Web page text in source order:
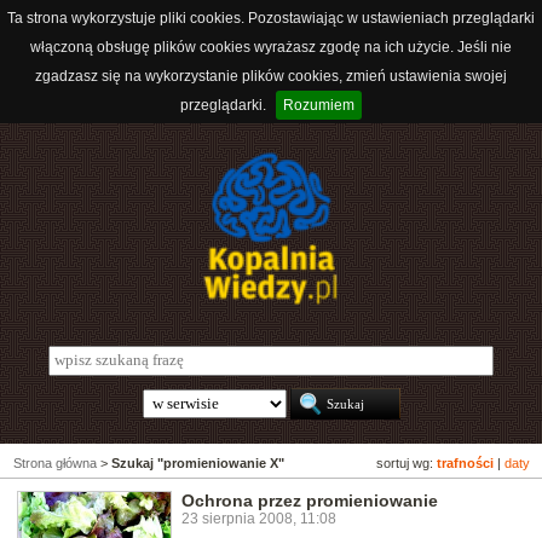
Ta strona wykorzystuje pliki cookies. Pozostawiając w ustawieniach przeglądarki
włączoną obsługę plików cookies wyrażasz zgodę na ich użycie. Jeśli nie
zgadzasz się na wykorzystanie plików cookies, zmień ustawienia swojej
przeglądarki.
Rozumiem
sortuj wg: trafności daty
Strona główna > Szukaj "promieniowanie X"
Ochrona przez promieniowanie
23 sierpnia 2008, 11:08